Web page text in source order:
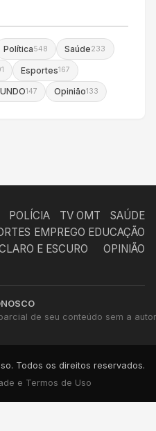
Política548 Saúde233
Esportes167
147 Opinião133
POLÍCIA TV OMT
SAÚDE
EMPREGO EDUCAÇÃO
E ESCURO
OPINIÃO
de seu conteúdo sem a
Todos os direitos reservados.
e Termos de Uso